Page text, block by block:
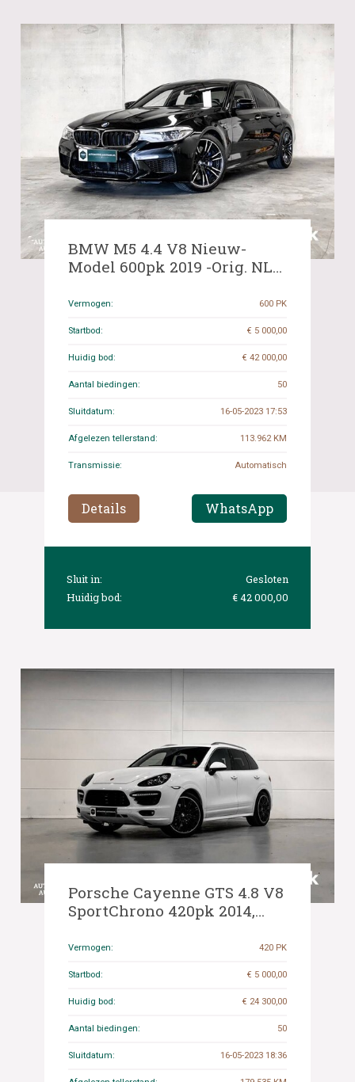
BMW M5 4.4 V8 Nieuw-
Model 600pk 2019 -Orig. NL-
Vermogen: 600 PK
Startbod: € 5 000,00
Huidig bod: € 42 000,00
Aantal biedingen: 50
Sluitdatum: 16-05-2023 17:53
Afgelezen tellerstand: 113.962 KM
Transmissie: Automatisch
Details WhatsApp
Sluit in:
Gesloten
Huidig bod:
€ 42 000,00
Porsche Cayenne GTS 4.8 V8
SportChrono 420pk 2014,
Vermogen: 420 PK
Startbod: € 5 000,00
Huidig bod: € 24 300,00
Aantal biedingen: 50
Sluitdatum: 16-05-2023 18:36